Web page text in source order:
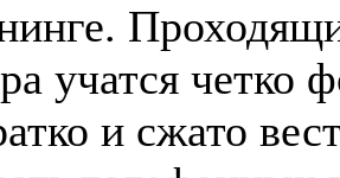
учатся четко
и сжато